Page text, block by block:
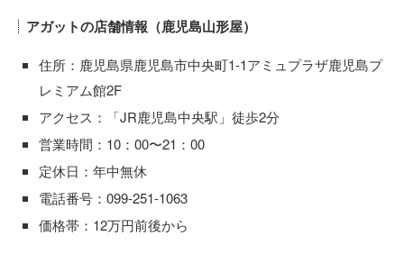
アガットの店舗情報（鹿児島山形屋）
住所：鹿児島県鹿児島市中央町1-1アミュプラザ鹿児島プ
レミアム館2F
アクセス：「JR鹿児島中央駅」徒歩2分
営業時間：10：00〜21：00
定休日：年中無休
電話番号：099-251-1063
価格帯：12万円前後から